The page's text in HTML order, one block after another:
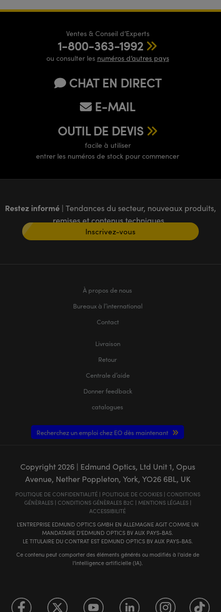
Ventes & Conseil d’Experts
1-800-363-1992
ou consulter les numéros d’autres pays
CHAT EN DIRECT
E-MAIL
OUTIL DE DEVIS
facile à utiliser
entrer les numéros de stock pour commencer
Restez informé | Tendances du secteur, nouveaux produits,
remises et contenus techniques
Inscrivez-vous
À propos de nous
Bureaux à l’international
Contact
Livraison
Retour
Centrale d’aide
Donner feedback
catalogues
Recherchez un emploi chez EO dès maintenant
Copyright 2026| Edmund Optics, Ltd Unit 1, Opus
Avenue, Nether Poppleton, York, YO26 6BL, UK
POLITIQUE DE CONFIDENTIALITÉ| POLITIQUE DE COOKIES| CONDITIONS
GÉNÈRALES| CONDITIONS GÉNÈRALES B2C | MENTIONS LÉGALES|
ACCESSIBILITÉ
L'ENTREPRISE EDMUND OPTICS GMBH EN ALLEMAGNE AGIT COMME UN
MANDATAIRE D'EDMUND OPTICS BV AUX PAYS-BAS.
LE TITULAIRE DU CONTRAT EST EDMUND OPTICS BV AUX PAYS-BAS.
Ce contenu peut comporter des éléments générés ou modifiés à l'aide de
l'intelligence artificielle (IA).